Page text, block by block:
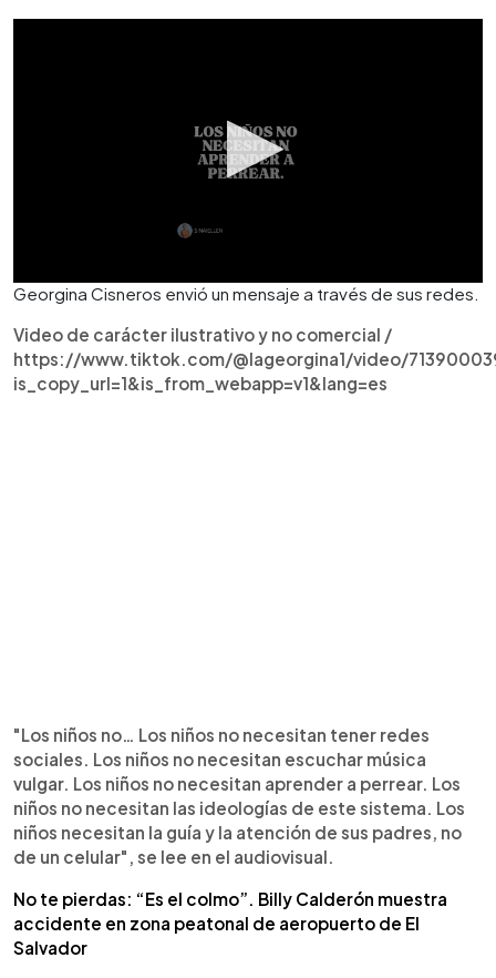
Georgina Cisneros envió un mensaje a través de sus redes.
Video de carácter ilustrativo y no comercial /
https://www.tiktok.com/@lageorgina1/video/
is_copy_url=1&is_from_webapp=v1&lang=es
"Los niños no… Los niños no necesitan tener redes
sociales. Los niños no necesitan escuchar música
vulgar. Los niños no necesitan aprender a perrear. Los
niños no necesitan las ideologías de este sistema. Los
niños necesitan la guía y la atención de sus padres, no
de un celular", se lee en el audiovisual.
No te pierdas: “Es el colmo”. Billy Calderón muestra
accidente en zona peatonal de aeropuerto de El
Salvador